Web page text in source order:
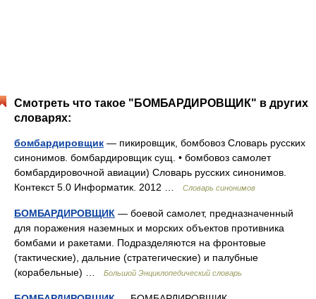
Смотреть что такое "БОМБАРДИРОВЩИК" в других
словарях:
бомбардировщик — пикировщик, бомбовоз Словарь русских
синонимов. бомбардировщик сущ. • бомбовоз самолет
бомбардировочной авиации) Словарь русских синонимов.
Контекст 5.0 Информатик. 2012 …
Словарь синонимов
БОМБАРДИРОВЩИК — боевой самолет, предназначенный
для поражения наземных и морских объектов противника
бомбами и ракетами. Подразделяются на фронтовые
(тактические), дальние (стратегические) и палубные
(корабельные) …
Большой Энциклопедический словарь